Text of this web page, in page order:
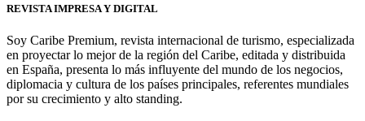
REVISTA IMPRESA Y DIGITAL
Soy Caribe Premium, revista internacional de turismo, especializada
en proyectar lo mejor de la región del Caribe, editada y distribuida
en España, presenta lo más influyente del mundo de los negocios,
diplomacia y cultura de los países principales, referentes mundiales
por su crecimiento y alto standing.